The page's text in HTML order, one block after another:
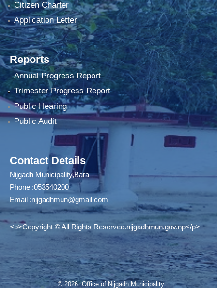
Citizen Charter
Application Letter
Reports
Annual Progress Report
Trimester Progress Report
Public Hearing
Public Audit
Contact Details
Nijgadh Municipality,Bara
Phone :053540200
Email :nijgadhmun@gmail.com
<p>Copyright © All Rights Reserved.nijgadhmun.gov.np</p>
© 2026 Office of Nijgadh Municipality